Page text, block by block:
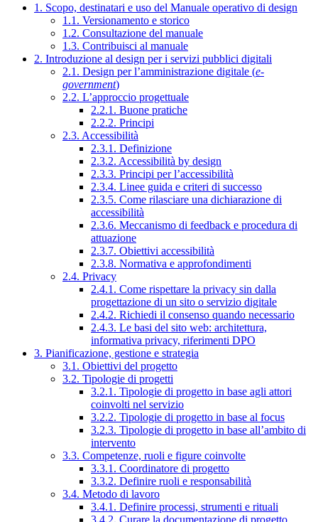
1. Scopo, destinatari e uso del Manuale operativo di design
1.1. Versionamento e storico
1.2. Consultazione del manuale
1.3. Contribuisci al manuale
2. Introduzione al design per i servizi pubblici digitali
2.1. Design per l’amministrazione digitale (e-
government)
2.2. L’approccio progettuale
2.2.1. Buone pratiche
2.2.2. Principi
2.3. Accessibilità
2.3.1. Definizione
2.3.2. Accessibilità by design
2.3.3. Principi per l’accessibilità
2.3.4. Linee guida e criteri di successo
2.3.5. Come rilasciare una dichiarazione di
accessibilità
2.3.6. Meccanismo di feedback e procedura di
attuazione
2.3.7. Obiettivi accessibilità
2.3.8. Normativa e approfondimenti
2.4. Privacy
2.4.1. Come rispettare la privacy sin dalla
progettazione di un sito o servizio digitale
2.4.2. Richiedi il consenso quando necessario
2.4.3. Le basi del sito web: architettura,
informativa privacy, riferimenti DPO
3. Pianificazione, gestione e strategia
3.1. Obiettivi del progetto
3.2. Tipologie di progetti
3.2.1. Tipologie di progetto in base agli attori
coinvolti nel servizio
3.2.2. Tipologie di progetto in base al focus
3.2.3. Tipologie di progetto in base all’ambito di
intervento
3.3. Competenze, ruoli e figure coinvolte
3.3.1. Coordinatore di progetto
3.3.2. Definire ruoli e responsabilità
3.4. Metodo di lavoro
3.4.1. Definire processi, strumenti e rituali
3.4.2. Curare la documentazione di progetto